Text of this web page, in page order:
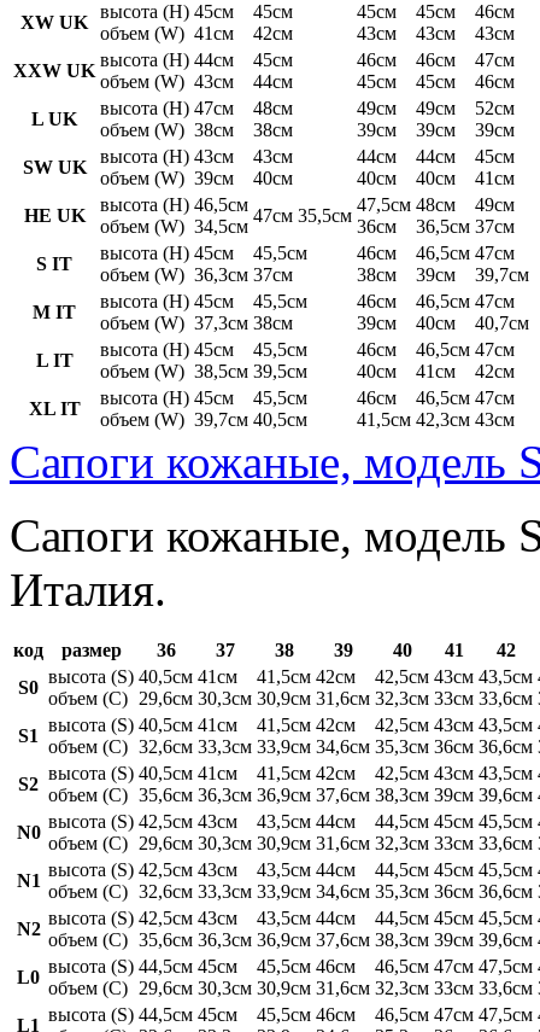
XW UK
высота (H)
объем (W)
45см
41см
45см
42см
45см
43см
45см
43см
46см
43см
XXW UK
высота (H)
объем (W)
44см
43см
45см
44см
46см
45см
46см
45см
47см
46см
L UK
высота (H)
объем (W)
47см
38см
48см
38см
49см
39см
49см
39см
52см
39см
SW UK
высота (H)
объем (W)
43см
39см
43см
40см
44см
40см
44см
40см
45см
41см
HE UK
высота (H)
объем (W)
46,5см
34,5см
47см 35,5см
47,5см
36см
48см
36,5см
49см
37см
S IT
высота (H)
объем (W)
45см
36,3см
45,5см
37см
46см
38см
46,5см
39см
47см
39,7см
M IT
высота (H)
объем (W)
45см
37,3см
45,5см
38см
46см
39см
46,5см
40см
47см
40,7см
L IT
высота (H)
объем (W)
45см
38,5см
45,5см
39,5см
46см
40см
46,5см
41см
47см
42см
XL IT
высота (H)
объем (W)
45см
39,7см
45,5см
40,5см
46см
41,5см
46,5см
42,3см
47см
43см
Сапоги кожаные, модель
Сапоги кожаные, модель
Италия.
код размер 36 37 38 39 40 41
42
S0
высота (S)
объем (C)
40,5см
29,6см
41см
30,3см
41,5см
30,9см
42см
31,6см
42,5см
32,3см
43см
33см
43,5см
33,6см
S1
высота (S)
объем (C)
40,5см
32,6см
41см
33,3см
41,5см
33,9см
42см
34,6см
42,5см
35,3см
43см
36см
43,5см
36,6см
S2
высота (S)
объем (C)
40,5см
35,6см
41см
36,3см
41,5см
36,9см
42см
37,6см
42,5см
38,3см
43см
39см
43,5см
39,6см
N0
высота (S)
объем (C)
42,5см
29,6см
43см
30,3см
43,5см
30,9см
44см
31,6см
44,5см
32,3см
45см
33см
45,5см
33,6см
N1
высота (S)
объем (C)
42,5см
32,6см
43см
33,3см
43,5см
33,9см
44см
34,6см
44,5см
35,3см
45см
36см
45,5см
36,6см
N2
высота (S)
объем (C)
42,5см
35,6см
43см
36,3см
43,5см
36,9см
44см
37,6см
44,5см
38,3см
45см
39см
45,5см
39,6см
L0
высота (S)
объем (C)
44,5см
29,6см
45см
30,3см
45,5см
30,9см
46см
31,6см
46,5см
32,3см
47см
33см
47,5см
33,6см
L1
высота (S) 44,5см 45см
45,5см 46см
46,5см 47см 47,5см